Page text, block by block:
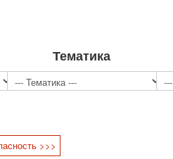
Тематика
>>>